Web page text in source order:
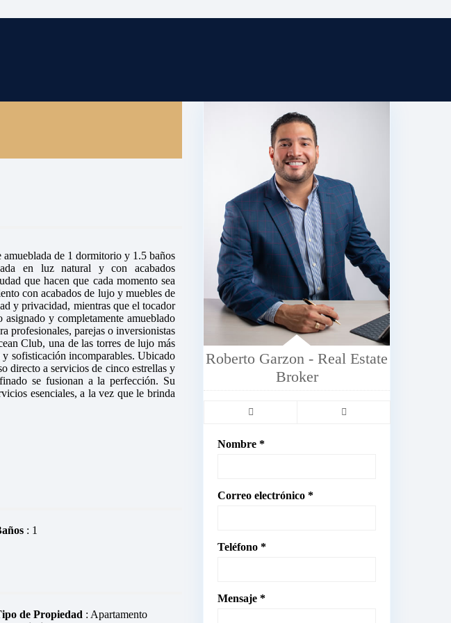
amueblada de 1 dormitorio y 1.5 baños
en luz natural y con acabados
que hacen que cada momento sea
con acabados de lujo y muebles de
y privacidad, mientras que el tocador
y completamente amueblado
profesionales, parejas o inversionistas
Club, una de las torres de lujo más
sofisticación incomparables. Ubicado
directo a servicios de cinco estrellas y
se fusionan a la perfección. Su
esenciales, a la vez que le brinda
: 1
de Propiedad : Apartamento
Roberto Garzon - Real Estate
Broker
Nombre *
Correo electrónico *
Teléfono *
Mensaje *